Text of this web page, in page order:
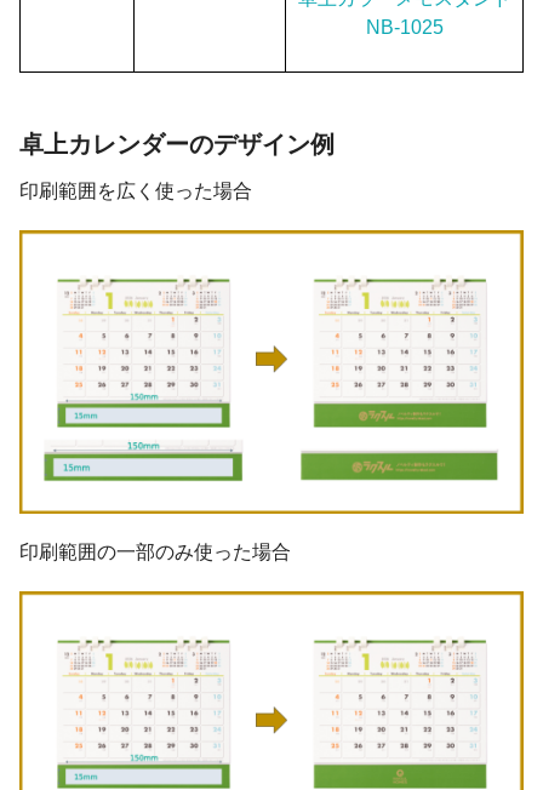
NB-1025
卓上カレンダーのデザイン例
印刷範囲を広く使った場合
印刷範囲の一部のみ使った場合